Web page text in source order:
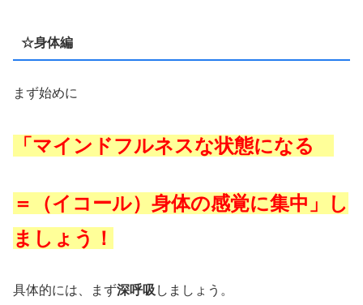
☆身体編
まず始めに
「マインドフルネスな状態になる
＝（イコール）身体の感覚に集中」し
ましょう！
具体的には、まず深呼吸 しましょう。